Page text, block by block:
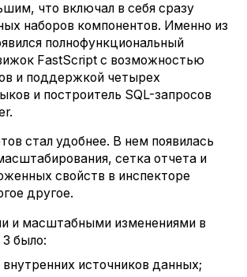
что включал в себя сразу
наборов компонентов. Именно из
полнофункциональный
FastScript с возможностью
и поддержкой четырех
и построитель SQL-запросов
стал удобнее. В нем появилась
сетка отчета и
свойств в инспекторе
другое.
и масштабными изменениями в
3 было:
внутренних источников данных;